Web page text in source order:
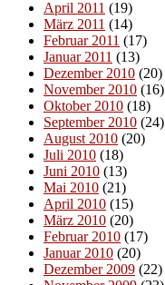
April 2011 (19)
März 2011 (14)
Februar 2011 (17)
Januar 2011 (13)
Dezember 2010 (20)
November 2010 (16)
Oktober 2010 (18)
September 2010 (24)
August 2010 (20)
Juli 2010 (18)
Juni 2010 (13)
Mai 2010 (21)
April 2010 (15)
März 2010 (20)
Februar 2010 (17)
Januar 2010 (20)
Dezember 2009 (22)